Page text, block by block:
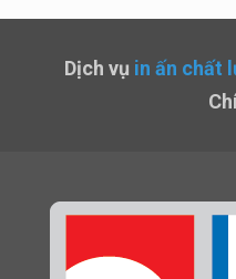
Dịch vụ in ấn chất